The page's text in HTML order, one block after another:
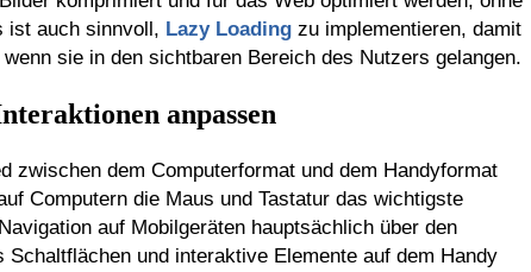
ist auch sinnvoll, Lazy Loading zu implementieren, damit
sie in den sichtbaren Bereich des Nutzers gelangen.
anpassen
zwischen dem Computerformat und dem Handyformat
Computern die Maus und Tastatur das wichtigste
auf Mobilgeräten hauptsächlich über den
Schaltflächen und interaktive Elemente auf dem Handy